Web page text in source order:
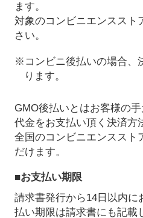
ます。
対象のコンビニエンススト
さい。
※コンビニ後払いの場合、
ります。
GMO後払いとはお客様の
代金をお支払い頂く決済方
全国のコンビニエンススト
だけます。
■お支払い期限
請求書発行から14日以内に
払い期限は請求書にも記載